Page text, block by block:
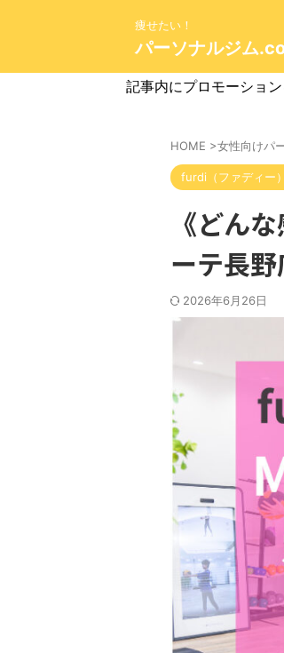
痩せたい！
パーソナルジム
記事内にプロモーショ
HOME >女性向けパ
furdi（ファディー）
《どん
ーテ長
2026年6月26日